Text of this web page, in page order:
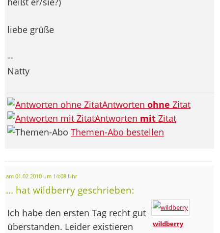
liebe grüße
--
Natty
Antworten ohne Zitat
Antworten mit Zitat
Themen-Abo bestellen
am 01.02.2010 um 14:08 Uhr
... hat wildberry geschrieben:
wildberry
Ich habe den ersten Tag recht gut
überstanden. Leider existieren